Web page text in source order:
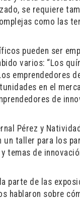
se requiere
como las
pueden ser
varios: “Los
emprendedores
en el
de
Pérez y
un taller para los
temas de
parte de las
hablaron sobre